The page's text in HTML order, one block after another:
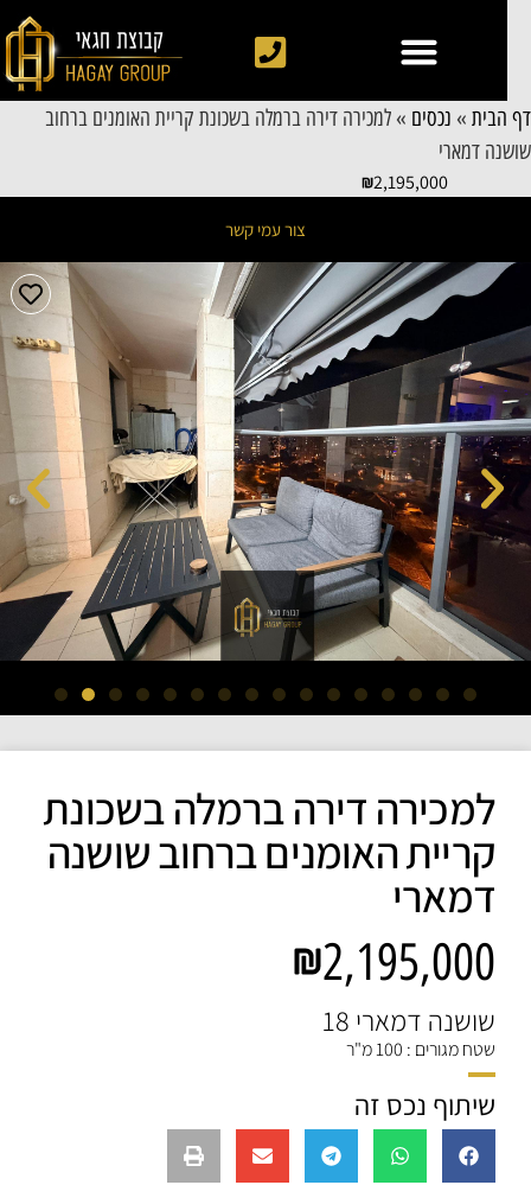
הבית»נכסים»למכירה דירה ברמלה בשכונת קריית האומנים ברחוב
דמארי
2,195,000
צור עמי קשר
למכירה דירה ברמלה בשכונת
קריית האומנים ברחוב שושנה
דמארי
2,195,000
שושנה דמארי 18
שטח מגורים : 100 מ"ר
שיתוף נכס זה